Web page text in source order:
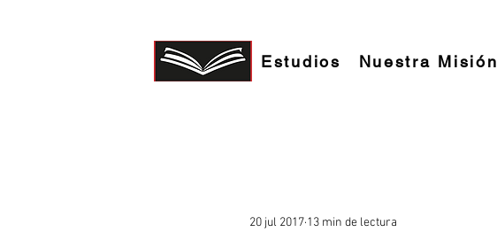
Estudios Nuestra Misión
20 jul 2017 13 min de lectura